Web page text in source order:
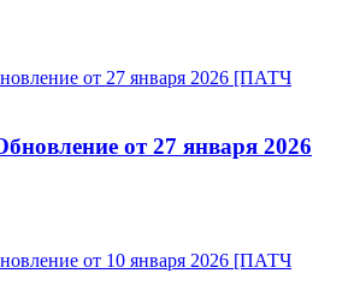
от 27 января 2026